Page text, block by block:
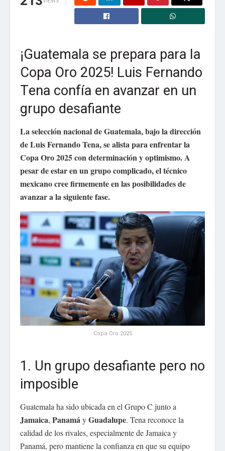
Correo electrónico*
Web
Guarda mi nombre, correo electrónico y web en
este navegador para la próxima vez que comente.
¡Guatemala se prepara para la
Copa Oro 2025! Luis Fernando
Tena confía en avanzar en un
grupo desafiante
La selección nacional de Guatemala, bajo la dirección
de Luis Fernando Tena, se alista para enfrentar la
Copa Oro 2025 con determinación y optimismo. A
pesar de estar en un grupo complicado, el técnico
mexicano cree firmemente en las posibilidades de
avanzar a la siguiente fase.
Copa Oro 2025
1. Un grupo desafiante pero no
imposible
Guatemala ha sido ubicada en el Grupo C junto a
Jamaica, PanamáyGuadalupe. Tena reconoce la
calidad de los rivales, especialmente de Jamaica y
Panamá, pero mantiene la confianza en que su equipo